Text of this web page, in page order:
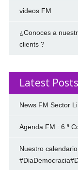
videos FM
¿Conoces a
clients ?
Latest Posts
News FM Sector
Agenda FM : 6.ª
Nuestro